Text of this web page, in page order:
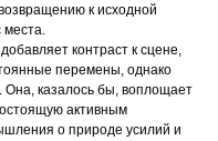
к исходной
места.
контраст к сцене,
перемены, однако
Она, казалось бы, воплощает
активным
о природе усилий и